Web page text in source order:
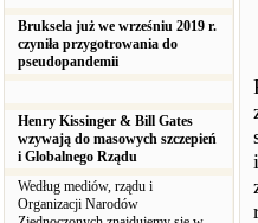
Bruksela już we wrześniu 2019 r.
czyniła przygotrowania do
pseudopandemii
Henry Kissinger & Bill Gates
wzywają do masowych szczepień
i Globalnego Rządu
Według mediów, rządu i
Organizacji Narodów